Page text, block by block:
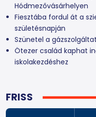
FRISS
Hódmezővásárhelyen
Fiesztába fordul át a
születésnapján
Szünetel a
Ötezer család kaphat
iskolakezdéshez